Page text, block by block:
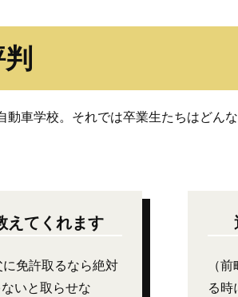
車学校。それでは卒業生たちはどん
えてくれます
に免許取るなら絶対
いと取らせな
（
る時